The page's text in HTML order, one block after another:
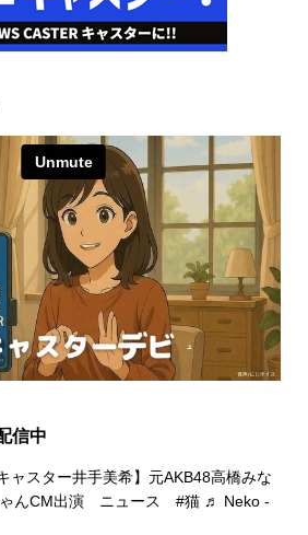
信中
ャスター井手美希】元AKB48高橋みな
ゃんCM出演 ニュース #猫 ♬ Neko -